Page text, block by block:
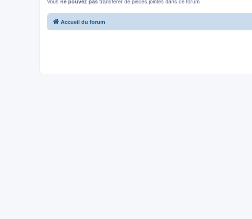
Vous ne pouvez pas transférer de pièces jointes dans ce forum
Accueil du forum